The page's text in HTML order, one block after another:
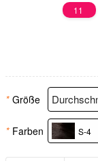
11
* Größe
* Farben S-4